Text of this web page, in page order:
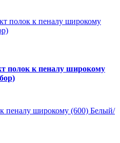
полок к пеналу широкому